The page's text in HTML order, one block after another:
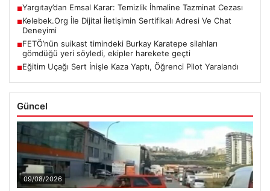
■Yargıtay’dan Emsal Karar: Temizlik İhmaline Tazminat Cezası
■Kelebek.Org İle Dijital İletişimin Sertifikalı Adresi Ve Chat
Deneyimi
■FETÖ’nün suikast timindeki Burkay Karatepe silahları
gömdüğü yeri söyledi, ekipler harekete geçti
■Eğitim Uçağı Sert İnişle Kaza Yaptı, Öğrenci Pilot Yaralandı
Güncel
09/08/2026